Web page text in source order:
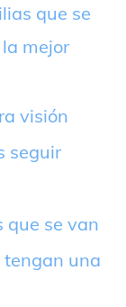
que se
mejor
visión
seguir
que se van
tengan una